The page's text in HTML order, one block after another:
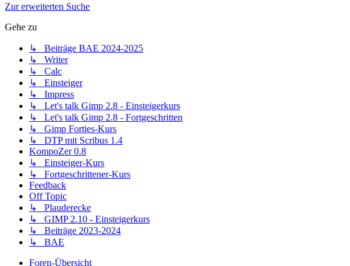
Zur erweiterten Suche
Gehe zu
↳ Beiträge BAE 2024-2025
↳ Writer
↳ Calc
↳ Einsteiger
↳ Impress
↳ Let's talk Gimp 2.8 - Einsteigerkurs
↳ Let's talk Gimp 2.8 - Fortgeschritten
↳ Gimp Forties-Kurs
↳ DTP mit Scribus 1.4
KompoZer 0.8
↳ Einsteiger-Kurs
↳ Fortgeschrittener-Kurs
Feedback
Off Topic
↳ Plauderecke
↳ GIMP 2.10 - Einsteigerkurs
↳ Beiträge 2023-2024
↳ BAE
Foren-Übersicht